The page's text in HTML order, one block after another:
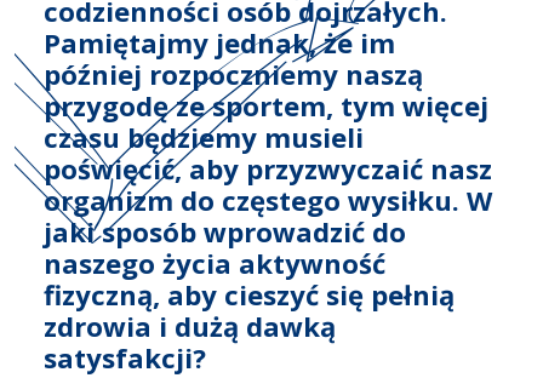
codzienności osób dojrzałych.
Pamiętajmy jednak, że im
później rozpoczniemy naszą
przygodę ze sportem, tym więcej
czasu będziemy musieli
poświęcić, aby przyzwyczaić nasz
organizm do częstego wysiłku. W
jaki sposób wprowadzić do
naszego życia aktywność
fizyczną, aby cieszyć się pełnią
zdrowia i dużą dawką
satysfakcji?